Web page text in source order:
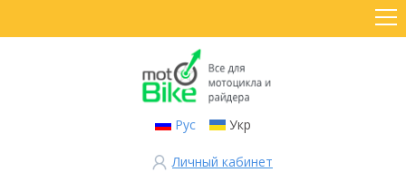
Рус Укр
Личный кабинет